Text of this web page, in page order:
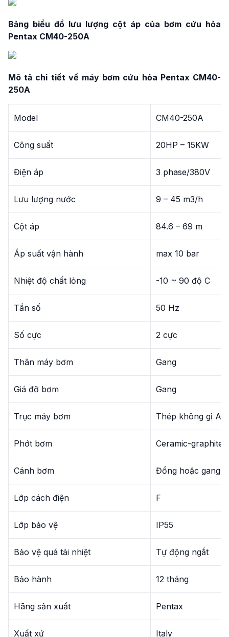
Bảng biểu đồ lưu lượng cột áp của bơm cứu hỏa
Pentax CM40-250A
Mô tả chi tiết về máy bơm cứu hỏa Pentax CM40-
250A
Model CM40-250A
Công suất 20HP – 15KW
Điện áp 3 phase/380V
Lưu lượng nước 9 – 45 m3/h
Cột áp 84.6 – 69 m
Áp suất vận hành max 10 bar
Nhiệt độ chất lỏng -10 ~ 90 độ C
Tần số 50 Hz
Số cực 2 cực
Thân máy bơm Gang
Giá đỡ bơm Gang
Trục máy bơm Thép không gỉ
Phớt bơm Ceramic-graphite
Cánh bơm Đồng hoặc gang
Lớp cách điện F
Lớp bảo vệ IP55
Bảo vệ quá tải nhiệt Tự động ngắt
Bảo hành 12 tháng
Hãng sản xuất Pentax
Xuất xứ Italy